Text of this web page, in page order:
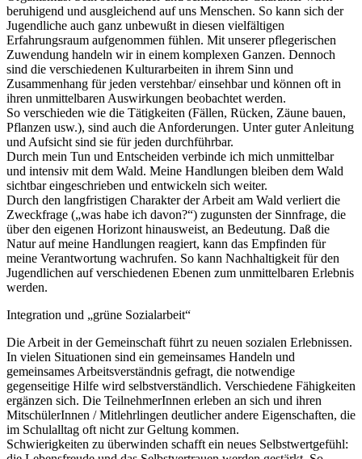
Integration und „grüne Sozialarbeit“
Die Arbeit in der Gemeinschaft führt zu neuen sozialen Erlebnissen.
In vielen Situationen sind ein gemeinsames Handeln und
gemeinsames Arbeitsverständnis gefragt, die notwendige
gegenseitige Hilfe wird selbstverständlich. Verschiedene Fähigkeiten
ergänzen sich. Die TeilnehmerInnen erleben an sich und ihren
MitschülerInnen / Mitlehrlingen deutlicher andere Eigenschaften, die
im Schulalltag oft nicht zur Geltung kommen.
Schwierigkeiten zu überwinden schafft ein neues Selbstwertgefühl:
die Lebensfreude und das Selbstvertrauen werden gestärkt. So
können eventuelle Krisen durch die gestellten Herausforderungen
und die gesundende Umgebung überwunden werden.
Nicht zu vergessen sind die Ökologischen Leistungen, die einen
nachhaltigen Beitrag zum Erhalt von Lebensräumen und
Landschaften darstellen, der oftmals ohne Handarbeit nicht möglich
wäre.
Suchen
nach:
Neueste Kommentare
Archiv
Kategorien
Keine Kategorien